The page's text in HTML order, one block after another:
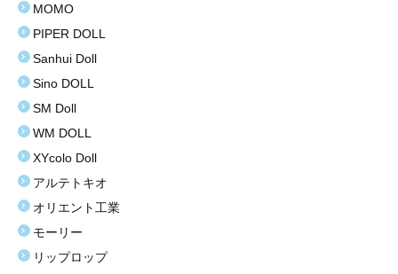
MOMO
PIPER DOLL
Sanhui Doll
Sino DOLL
SM Doll
WM DOLL
XYcolo Doll
アルテトキオ
オリエント工業
モーリー
リップロップ